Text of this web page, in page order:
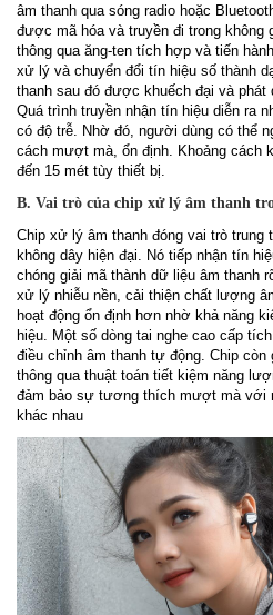
âm thanh qua sóng radio hoặc
được mã hóa và truyền đi trong không
thông qua ăng-ten tích hợp và tiến
xử lý và chuyển đổi tín hiệu số thành
thanh sau đó được khuếch đại và phát
Quá trình truyền nhận tín hiệu diễn ra
có độ trễ. Nhờ đó, người dùng có thể
cách mượt mà, ổn định. Khoảng cách
đến 15 mét tùy thiết bị.
B. Vai trò của chip xử lý âm thanh
Chip xử lý âm thanh đóng vai trò trung
không dây hiện đại. Nó tiếp nhận tín
chóng giải mã thành dữ liệu âm thanh
xử lý nhiễu nền, cải thiện chất lượng
hoạt động ổn định hơn nhờ khả năng
hiệu. Một số dòng tai nghe cao cấp
điều chỉnh âm thanh tự động. Chip
thông qua thuật toán tiết kiệm năng
đảm bảo sự tương thích mượt mà với
khác nhau